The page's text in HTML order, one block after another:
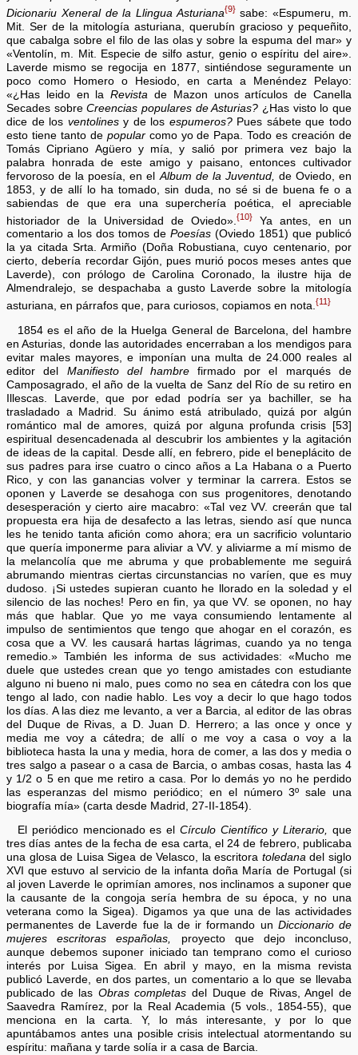
Dicionariu Xeneral de la Llingua Asturiana{9}sabe: «Espumeru, m.
Mit. Ser de la mitología asturiana, querubín gracioso y pequeñito,
que cabalga sobre el filo de las olas y sobre la espuma del mar» y
«Ventolín, m. Mit. Especie de silfo astur, genio o espíritu del aire».
Laverde mismo se regocija en 1877, sintiéndose seguramente un
poco como Homero o Hesiodo, en carta a Menéndez Pelayo:
«¿Has leido en laRevista de Mazon unos artículos de Canella
Secades sobreCreencias populares de Asturias? ¿Has visto lo que
dice de los ventolinesy de los espumeros?Pues sábete que todo
esto tiene tanto de popularcomo yo de Papa. Todo es creación de
Tomás Cipriano Agüero y mía, y salió por primera vez bajo la
palabra honrada de este amigo y paisano, entonces cultivador
fervoroso de la poesía, en el Album de la Juventud, de Oviedo, en
1853, y de allí lo ha tomado, sin duda, no sé si de buena fe o a
sabiendas de que era una superchería poética, el apreciable
historiador de la Universidad de Oviedo».{10}
Ya antes, en un
comentario a los dos tomos de Poesías(Oviedo 1851) que publicó
la ya citada Srta. Armiño (Doña Robustiana, cuyo centenario, por
cierto, debería recordar Gijón, pues murió pocos meses antes que
Laverde), con prólogo de Carolina Coronado, la ilustre hija de
Almendralejo, se despachaba a gusto Laverde sobre la mitología
asturiana, en párrafos que, para curiosos, copiamos en nota.{11}
1854 es el año de la Huelga General de Barcelona, del hambre
en Asturias, donde las autoridades encerraban a los mendigos para
evitar males mayores, e imponían una multa de 24.000 reales al
editor del Manifiesto del hambrefirmado por el marqués de
Camposagrado, el año de la vuelta de Sanz del Río de su retiro en
Illescas. Laverde, que por edad podría ser ya bachiller, se ha
trasladado a Madrid. Su ánimo está atribulado, quizá por algún
romántico mal de amores, quizá por alguna profunda crisis [53]
espiritual desencadenada al descubrir los ambientes y la agitación
de ideas de la capital. Desde allí, en febrero, pide el beneplácito de
sus padres para irse cuatro o cinco años a La Habana o a Puerto
Rico, y con las ganancias volver y terminar la carrera. Estos se
oponen y Laverde se desahoga con sus progenitores, denotando
desesperación y cierto aire macabro: «Tal vez VV. creerán que tal
propuesta era hija de desafecto a las letras, siendo así que nunca
les he tenido tanta afición como ahora; era un sacrificio voluntario
que quería imponerme para aliviar a VV. y aliviarme a mí mismo de
la melancolía que me abruma y que probablemente me seguirá
abrumando mientras ciertas circunstancias no varíen, que es muy
dudoso. ¡Si ustedes supieran cuanto he llorado en la soledad y el
silencio de las noches! Pero en fin, ya que VV. se oponen, no hay
más que hablar. Que yo me vaya consumiendo lentamente al
impulso de sentimientos que tengo que ahogar en el corazón, es
cosa que a VV. les causará hartas lágrimas, cuando ya no tenga
remedio.» También les informa de sus actividades: «Mucho me
duele que ustedes crean que yo tengo amistades con estudiante
alguno ni bueno ni malo, pues como no sea en cátedra con los que
tengo al lado, con nadie hablo. Les voy a decir lo que hago todos
los días. A las diez me levanto, a ver a Barcia, al editor de las obras
del Duque de Rivas, a D. Juan D. Herrero; a las once y once y
media me voy a cátedra; de allí o me voy a casa o voy a la
biblioteca hasta la una y media, hora de comer, a las dos y media o
tres salgo a pasear o a casa de Barcia, o ambas cosas, hasta las 4
y 1/2 o 5 en que me retiro a casa. Por lo demás yo no he perdido
las esperanzas del mismo periódico; en el número 3º sale una
biografía mía» (carta desde Madrid, 27-II-1854).
El periódico mencionado es elCírculo Científico y Literario, que
tres días antes de la fecha de esa carta, el 24 de febrero, publicaba
una glosa de Luisa Sigea de Velasco, la escritora toledanadel siglo
XVI que estuvo al servicio de la infanta doña María de Portugal (si
al joven Laverde le oprimían amores, nos inclinamos a suponer que
la causante de la congoja sería hembra de su época, y no una
veterana como la Sigea). Digamos ya que una de las actividades
permanentes de Laverde fue la de ir formando un Diccionario de
mujeres escritoras españolas, proyecto que dejo inconcluso,
aunque debemos suponer iniciado tan temprano como el curioso
interés por Luisa Sigea. En abril y mayo, en la misma revista
publicó Laverde, en dos partes, un comentario a lo que se llevaba
publicado de las Obras completas del Duque de Rivas, Angel de
Saavedra Ramírez, por la Real Academia (5 vols., 1854-55), que
menciona en la carta. Y, lo más interesante, y por lo que
apuntábamos antes una posible crisis intelectual atormentando su
espíritu: mañana y tarde solía ir a casa de Barcia.